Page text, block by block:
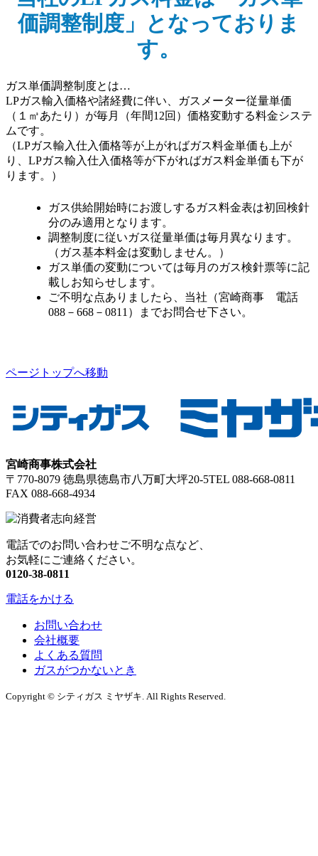
価調整制度」となっておりま
す。
ガス単価調整制度とは…
LPガス輸入価格や諸経費に伴い、ガスメーター従量単価
（１㎥あたり）が毎月（年間12回）価格変動する料金システ
ムです。
（LPガス輸入仕入価格等が上がればガス料金単価も上が
り、LPガス輸入仕入価格等が下がればガス料金単価も下が
ります。）
ガス供給開始時にお渡しするガス料金表は初回検針
分のみ適用となります。
調整制度に従いガス従量単価は毎月異なります。
（ガス基本料金は変動しません。）
ガス単価の変動については毎月のガス検針票等に記
載しお知らせします。
ご不明な点ありましたら、当社（宮崎商事 電話
088－668－0811）までお問合せ下さい。
ページトップへ移動
宮崎商事株式会社
〒770-8079 徳島県徳島市八万町大坪20-5TEL 088-668-0811
FAX 088-668-4934
電話でのお問い合わせご不明な点など、
お気軽にご連絡ください。
0120-38-0811
電話をかける
お問い合わせ
会社概要
よくある質問
ガスがつかないとき
Copyright © シティガス ミヤザキ. All Rights Reserved.